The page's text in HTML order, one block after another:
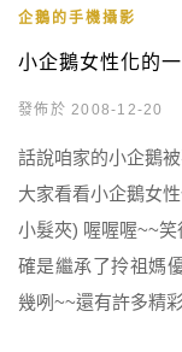
企鵝的手機攝影
小企鵝女性化的
發佈於 2008-12-20
話說咱家的小企鵝
大家看看小企鵝女
小髮夾) 喔喔喔~~
確是繼承了拎祖媽
幾咧~~還有許多精